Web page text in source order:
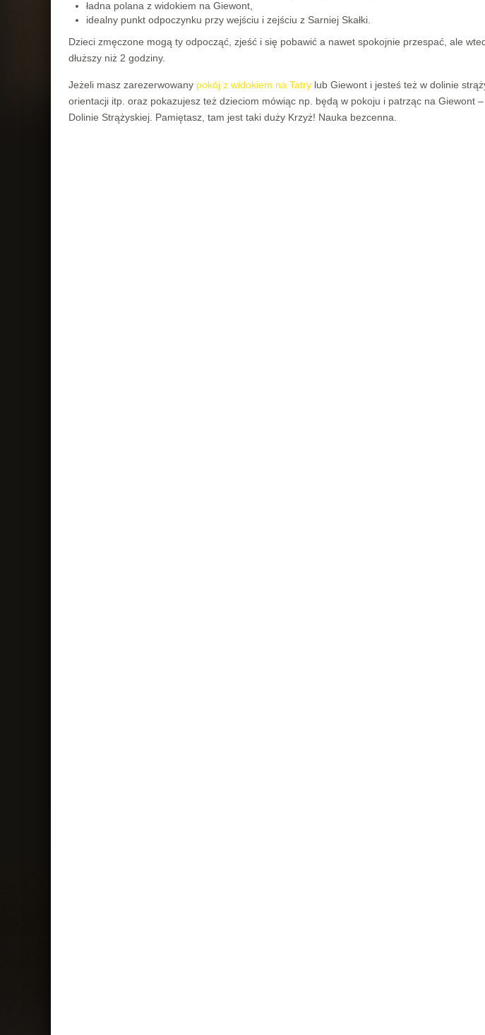
ładna polana z widokiem na Giewont,
idealny punkt odpoczynku przy wejściu i zejściu z Sarniej Skałki.
Dzieci zmęczone mogą ty odpocząć, zjeść i się pobawić a nawet spokojnie przespać, ale
dłuższy niż 2 godziny.
Jeżeli masz zarezerwowany pokój z widokiem na Tatry lub Giewont i jesteś też w dolinie
orientacji itp. oraz pokazujesz też dzieciom mówiąc np. będą w pokoju i patrząc na Giewont
Dolinie Strążyskiej. Pamiętasz, tam jest taki duży Krzyż! Nauka bezcenna.